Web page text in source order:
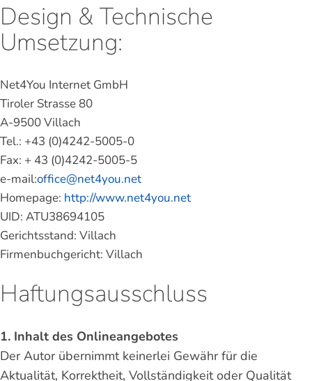
Design & Technische
Umsetzung:
Net4You Internet GmbH
Tiroler Strasse 80
A-9500 Villach
Tel.: +43 (0)4242-5005-0
Fax: + 43 (0)4242-5005-5
e-mail:office@net4you.net
Homepage: http://www.net4you.net
UID: ATU38694105
Gerichtsstand: Villach
Firmenbuchgericht: Villach
Haftungsausschluss
1. Inhalt des Onlineangebotes
Der Autor übernimmt keinerlei Gewähr für die
Aktualität, Korrektheit, Vollständigkeit oder Qualität